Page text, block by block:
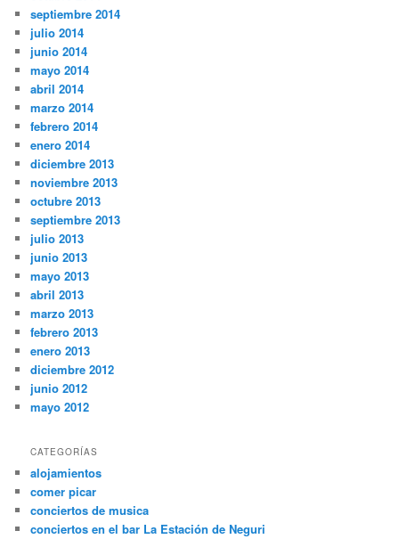
septiembre 2014
julio 2014
junio 2014
mayo 2014
abril 2014
marzo 2014
febrero 2014
enero 2014
diciembre 2013
noviembre 2013
octubre 2013
septiembre 2013
julio 2013
junio 2013
mayo 2013
abril 2013
marzo 2013
febrero 2013
enero 2013
diciembre 2012
junio 2012
mayo 2012
CATEGORÍAS
alojamientos
comer picar
conciertos de musica
conciertos en el bar La Estación de Neguri